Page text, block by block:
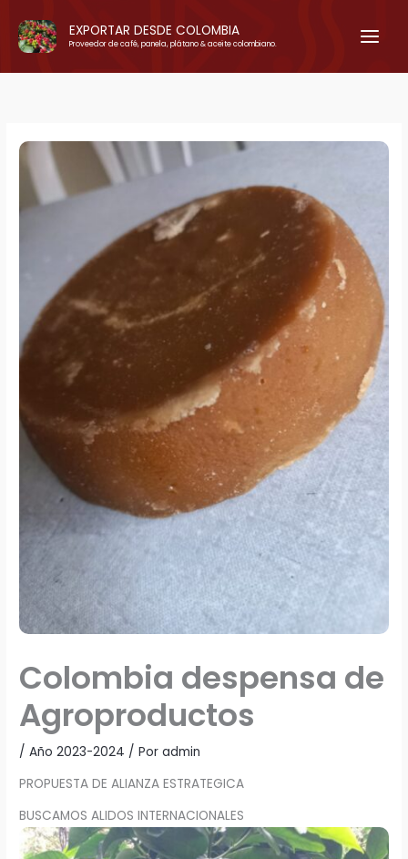
contenido
EXPORTAR DESDE COLOMBIA
Proveedor de café, panela, plátano & aceite colombiano.
Colombia despensa de
Agroproductos
/Año 2023-2024 / Poradmin
PROPUESTA DE ALIANZA ESTRATEGICA
BUSCAMOS ALIDOS INTERNACIONALES